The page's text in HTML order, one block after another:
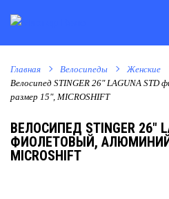
Главная Велосипеды
Женские
Велосипед STINGER 26" LAGUNA STD
размер 15", MICROSHIFT
ВЕЛОСИПЕД STINGER 26"
ФИОЛЕТОВЫЙ,
MICROSHIFT